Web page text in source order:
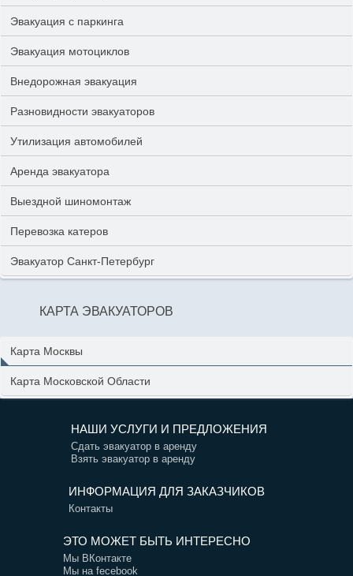
Эвакуация с паркинга
Эвакуация мотоциклов
Внедорожная эвакуация
Разновидности эвакуаторов
Утилизация автомобилей
Аренда эвакуатора
Выездной шиномонтаж
Перевозка катеров
Эвакуатор Санкт-Петербург
КАРТА ЭВАКУАТОРОВ
Карта Москвы
Карта Московской Области
НАШИ УСЛУГИ И ПРЕДЛОЖЕНИЯ
Сдать эвакуатор в аренду
Взять эвакуатор в аренду
ИНФОРМАЦИЯ ДЛЯ ЗАКАЗЧИКОВ
Контакты
ЭТО МОЖЕТ БЫТЬ ИНТЕРЕСНО
Мы ВКонтакте
Мы на fecebook